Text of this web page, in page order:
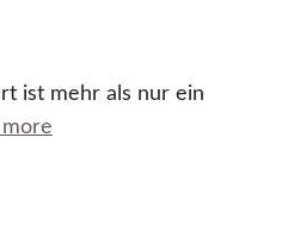
ist mehr als nur ein
more